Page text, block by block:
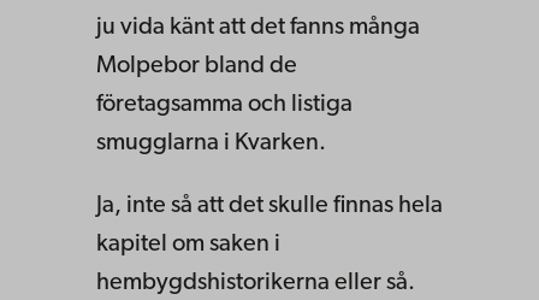
ju vida känt att det fanns många
Molpebor bland de
företagsamma och listiga
smugglarna i Kvarken.
Ja, inte så att det skulle finnas hela
kapitel om saken i
hembygdshistorikerna eller så.